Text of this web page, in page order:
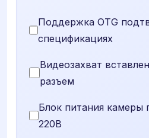
Поддержка OTG
спецификациях
Видеозахват
разъем
Блок питания камеры
220В